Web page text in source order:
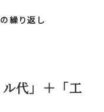
繰り返し
代」＋「工